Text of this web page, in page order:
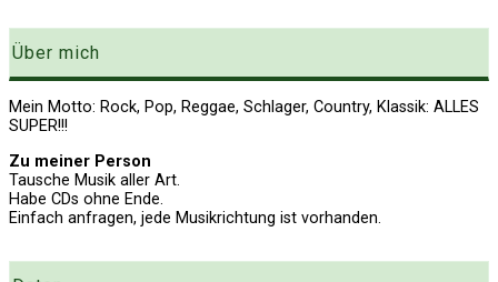
Über mich
Mein Motto: Rock, Pop, Reggae, Schlager, Country, Klassik: ALLES
SUPER!!!
Zu meiner Person
Tausche Musik aller Art.
Habe CDs ohne Ende.
Einfach anfragen, jede Musikrichtung ist vorhanden.